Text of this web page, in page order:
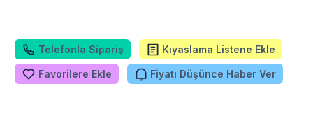
Telefonla Sipariş Kıyaslama Listene Ekle
Favorilere Ekle Fiyatı Düşünce Haber Ver